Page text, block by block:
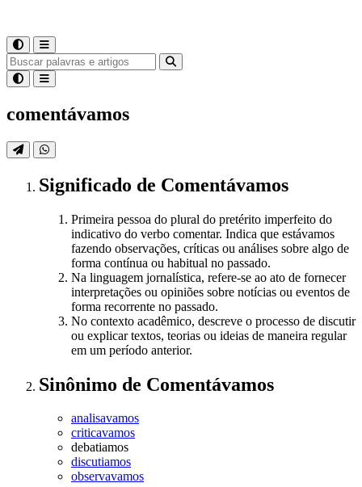
comentávamos
Significado de Comentávamos
Primeira pessoa do plural do pretérito imperfeito do
indicativo do verbo comentar. Indica que estávamos
fazendo observações, críticas ou análises sobre algo de
forma contínua ou habitual no passado.
Na linguagem jornalística, refere-se ao ato de fornecer
interpretações ou opiniões sobre notícias ou eventos de
forma recorrente no passado.
No contexto acadêmico, descreve o processo de discutir
ou explicar textos, teorias ou ideias de maneira regular
em um período anterior.
Sinônimo de Comentávamos
analisavamos
criticavamos
debatiamos
discutiamos
observavamos